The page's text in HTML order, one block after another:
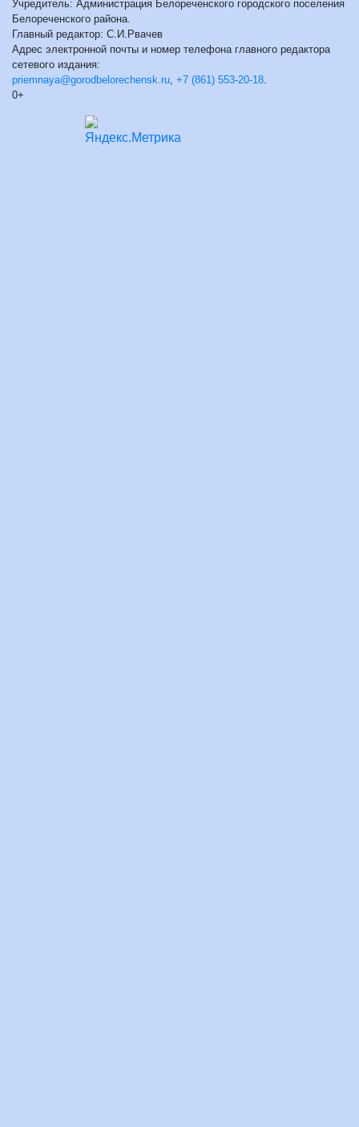
Учредитель: Администрация Белореченского городского поселения
Белореченского района.
Главный редактор: С.И.Рвачев
Адрес электронной почты и номер телефона главного редактора
сетевого издания:
priemnaya@gorodbelorechensk.ru +7 (861) 553-20-18
0+